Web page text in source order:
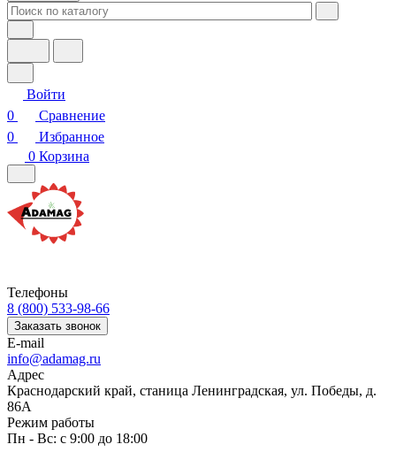
Войти
0
Сравнение
0
Избранное
0 Корзина
Телефоны
8 (800) 533-98-66
Заказать звонок
E-mail
info@adamag.ru
Адрес
Краснодарский край, станица Ленинградская, ул. Победы, д.
86А
Режим работы
Пн - Вс: с 9:00 до 18:00